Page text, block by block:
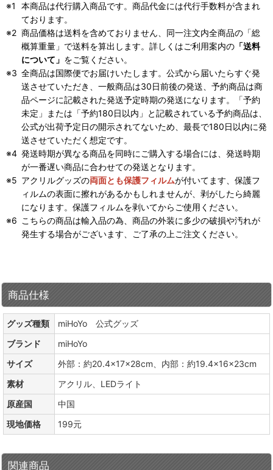
本商品は代行購入商品です。商品代金には代行手数料が含まれ
ております。
商品価格は送料を含めておりません、同一注文内全商品の「総
概算重量」で送料を算出します。詳しくはご利用案内の 「送料
について」 をご覧ください。
全商品は国際便でお届けいたします。公式から届いたらすぐ発
送させていただき、一般商品は30日前後の発送、予約商品は商
品ページに記載された発送予定時期の発送になります。「予約
未定」または「予約180日以内」と記載されている予約商品は、
公式が出荷予定日の開示されてないため、最長で180日以内に発
送させていただく想定です。
発送時期が異なる商品を同時にご購入する場合には、発送時期
が一番遅い商品に合わせての発送となります。
アクリルグッズの両面とも保護フィルムが付いてます、保護フ
ィルムの表面に擦れがあるかもしれませんが、剥がしたら綺麗
になります。保護フィルムを剥いてからご使用ください。
こちらの商品は輸入品の為、商品の外装に多少の破損や汚れが
発生する場合がございます、ご了承の上ご注文ください。
商品仕様
グッズ種類
miHoYo 公式グッズ
ブランド
miHoYo
サイズ
外部：約20.4×17×28cm、内部：約19.4×16×23cm
素材
アクリル、LEDライト
原産国
中国
現地価格
199元
関連商品